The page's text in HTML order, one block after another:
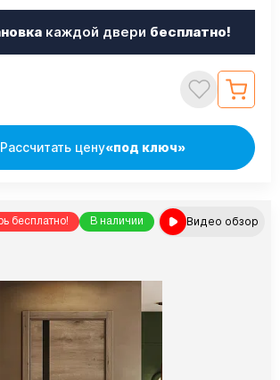
каждой двери бесплатно!
Рассчитать цену«под ключ»
бесплатно!
В наличии
Видео обзор